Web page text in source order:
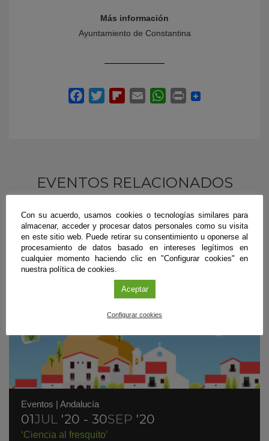
Más información
Ayuntamiento de Constantina
EVENTOS RELACIONADOS
Eventos | Andalucía
01JUL '20 - 30SEP '20
‘Ciencia al fresquito’
Con su acuerdo, usamos cookies o tecnologías similares para
almacenar, acceder y procesar datos personales como su visita
en este sitio web. Puede retirar su consentimiento u oponerse al
procesamiento de datos basado en intereses legítimos en
cualquier momento haciendo clic en "Configurar cookies" en
nuestra política de cookies.
Aceptar
Configurar cookies